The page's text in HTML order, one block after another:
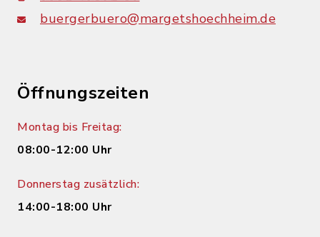
buergerbuero@margetshoechheim.de
Öffnungszeiten
Montag bis Freitag:
08:00-12:00 Uhr
Donnerstag zusätzlich:
14:00-18:00 Uhr